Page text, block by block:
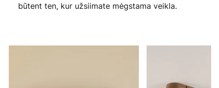
būtent ten, kur užsiimate mėgstama veikla.